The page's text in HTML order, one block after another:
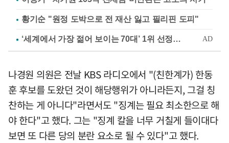
황기순 "원정 도박으로 전 재산 잃고 필리핀 도피"
나경원 의원은 전날 KBS 라디오에서 "(친한계가) 한동
훈 후보를 도왔던 것이 해당행위가 아니라든지, 그걸 칭
찬하는 게 아니다"라면서도 "징계는 필요 최소한으로 해
야 한다"고 했다. 그는 "징계 칼을 너무 거칠게 들이대다
보면 또 다른 당의 분란 요소로 될 수 있다"고 했다.